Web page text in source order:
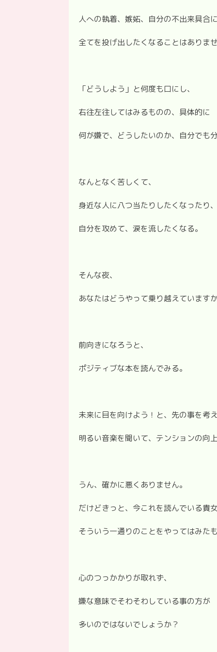
人への執着、嫉妬、自分の不出来具合に
全てを投げ出したくなることはありま
「どうしよう」と何度も口にし、
右往左往してはみるものの、具体的に
何が嫌で、どうしたいのか、自分でも分
なんとなく苦しくて、
身近な人に八つ当たりしたくなったり、
自分を攻めて、涙を流したくなる。
そんな夜、
あなたはどうやって乗り越えています
前向きになろうと、
ポジティブな本を読んでみる。
未来に目を向けよう！と、先の事を考え
明るい音楽を聞いて、テンションの向上
うん、確かに悪くありません。
だけどきっと、今これを読んでいる貴
そういう一通りのことをやってはみた
心のつっかかりが取れず、
嫌な意味でそわそわしている事の方が
多いのではないでしょうか？